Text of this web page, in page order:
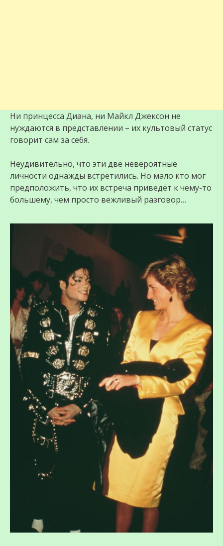
Ни принцесса Диана, ни Майкл Джексон не
нуждаются в представлении – их культовый статус
говорит сам за себя.
Неудивительно, что эти две невероятные
личности однажды встретились. Но мало кто мог
предположить, что их встреча приведёт к чему-то
большему, чем просто вежливый разговор…